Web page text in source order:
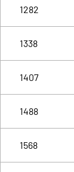
1282
1338
1407
1488
1568